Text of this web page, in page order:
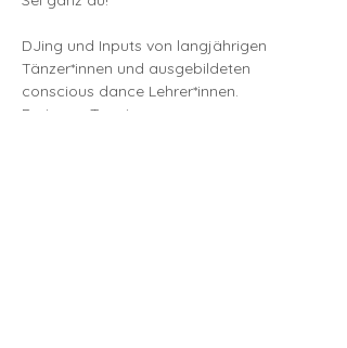
DJing und Inputs von langjährigen
Tänzer*innen und ausgebildeten
conscious dance Lehrer*innen.
Preis pro Termin: